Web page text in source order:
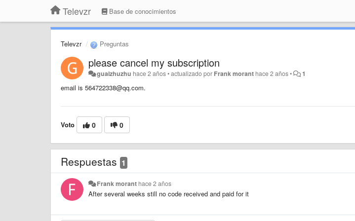
Televzr Base de conocimientos
Televzr Preguntas
please cancel my subscription
guaizhuzhu hace 2 años•actualizado por Frank morant hace 2 años• 1
email is 564722338@qq.com.
Voto 0 0
Respuestas 1
Frank morant hace 2 años
After several weeks still no code received and paid for it